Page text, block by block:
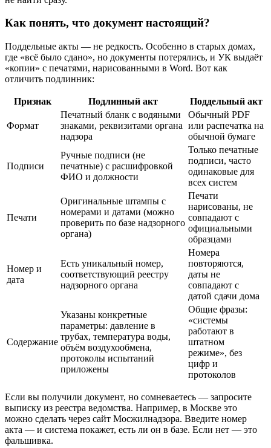
Как понять, что документ настоящий?
Поддельные акты — не редкость. Особенно в старых домах,
где «всё было сдано», но документы потерялись, и УК выдаёт
«копии» с печатями, нарисованными в Word. Вот как
отличить подлинник:
Признак Подлинный акт Поддельный акт
Формат
Печатный бланк с водяными
знаками, реквизитами органа
надзора
Обычный PDF
или распечатка на
обычной бумаге
Подписи
Ручные подписи (не
печатные) с расшифровкой
ФИО и должности
Только печатные
подписи, часто
одинаковые для
всех систем
Печати
Оригинальные штампы с
номерами и датами (можно
проверить по базе надзорного
органа)
Печати
нарисованы, не
совпадают с
официальными
образцами
Номер и
дата
Есть уникальный номер,
соответствующий реестру
надзорного органа
Номера
повторяются,
даты не
совпадают с
датой сдачи дома
Содержание
Указаны конкретные
параметры: давление в
трубах, температура воды,
объём воздухообмена,
протоколы испытаний
приложены
Общие фразы:
«системы
работают в
штатном
режиме», без
цифр и
протоколов
Если вы получили документ, но сомневаетесь — запросите
выписку из реестра ведомства. Например, в Москве это
можно сделать через сайт Мосжилнадзора. Введите номер
акта — и система покажет, есть ли он в базе. Если нет — это
фальшивка.